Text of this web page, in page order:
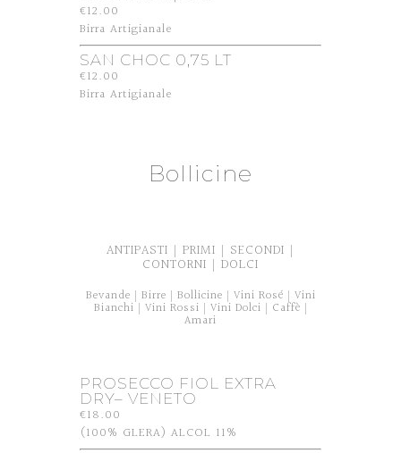
€12.00
Birra Artigianale
SAN CHOC 0,75 LT
€12.00
Birra Artigianale
Bollicine
ANTIPASTI | PRIMI | SECONDI |
CONTORNI | DOLCI
Bevande | Birre | Bollicine | Vini Rosé | Vini
Bianchi | Vini Rossi | Vini Dolci | Caffè |
Amari
PROSECCO FIOL EXTRA
DRY– VENETO
€18.00
(100% GLERA) ALCOL 11%